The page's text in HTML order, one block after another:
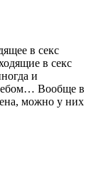
в секс
в секс
и
Вообще в
можно у них